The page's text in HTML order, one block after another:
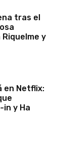
tras el
y
en Netflix:
y Ha